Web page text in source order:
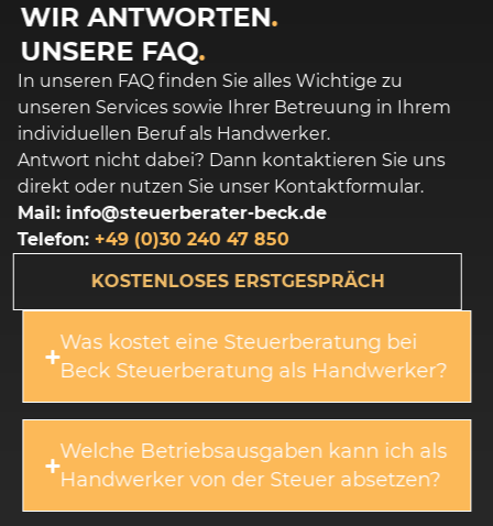
WIR ANTWORTEN.
UNSERE FAQ.
In unseren FAQ finden Sie alles Wichtige zu
unseren Services sowie Ihrer Betreuung in Ihrem
individuellen Beruf als Handwerker.
Antwort nicht dabei? Dann kontaktieren Sie uns
direkt oder nutzen Sie unser Kontaktformular.
Mail: info@steuerberater-beck.de
Telefon:+49 (0)30 240 47 850
KOSTENLOSES ERSTGESPRÄCH
Was kostet eine Steuerberatung bei
Beck Steuerberatung als Handwerker?
Welche Betriebsausgaben kann ich als
Handwerker von der Steuer absetzen?